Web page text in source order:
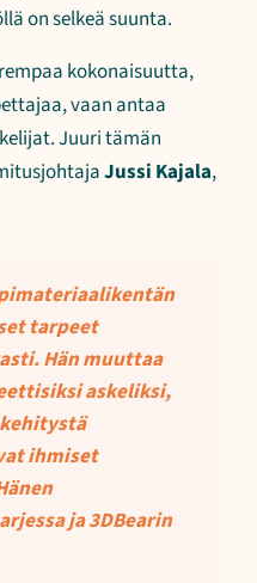
on selkeä suunta.
kokonaisuutta,
vaan antaa
Juuri tämän
Jussi Kajala,
tarpeet
Hän muuttaa
askeliksi,
ihmiset
ja 3DBearin